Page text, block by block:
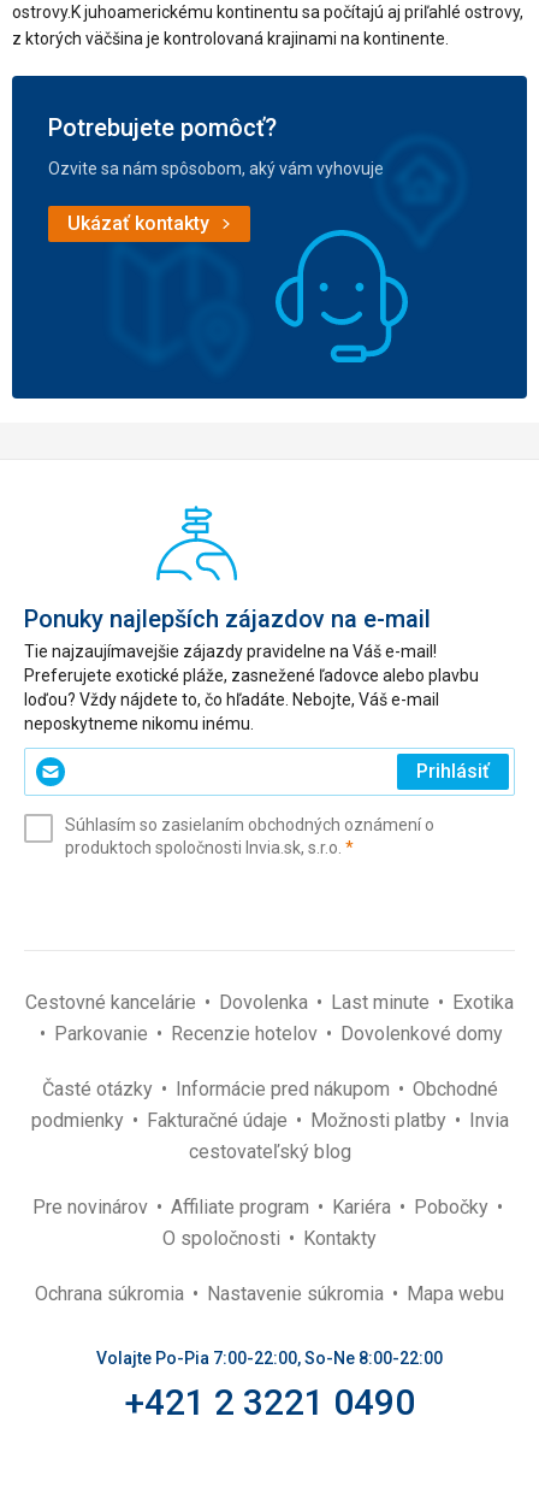
ostrovy.K juhoamerickému kontinentu sa počítajú aj priľahlé ostrovy,
z ktorých väčšina je kontrolovaná krajinami na kontinente.
Potrebujete pomôcť?
Ozvite sa nám spôsobom, aký vám vyhovuje
Ukázať kontakty
Ponuky najlepších zájazdov na e-mail
Tie najzaujímavejšie zájazdy pravidelne na Váš e-mail!
Preferujete exotické pláže, zasnežené ľadovce alebo plavbu
loďou? Vždy nájdete to, čo hľadáte. Nebojte, Váš e-mail
neposkytneme nikomu inému.
Zadajte
svoj
(povinné)
Prihlásiť
Súhlasím so zasielaním obchodných oznámení o
produktoch spoločnosti Invia.sk, s.r.o. *(povinné)
Cestovné kancelárie Dovolenka Last minute
Exotika
Parkovanie
Recenzie hotelov Dovolenkové domy
Časté otázky Informácie pred nákupom
Obchodné
podmienky
Fakturačné údaje Možnosti platby
Invia
cestovateľský blog
Pre novinárov Affiliate program Kariéra
Pobočky
O spoločnosti
Kontakty
Ochrana súkromia Nastavenie súkromia Mapa webu
Volajte Po-Pia 7:00-22:00, So-Ne 8:00-22:00
+421 2 3221 0490